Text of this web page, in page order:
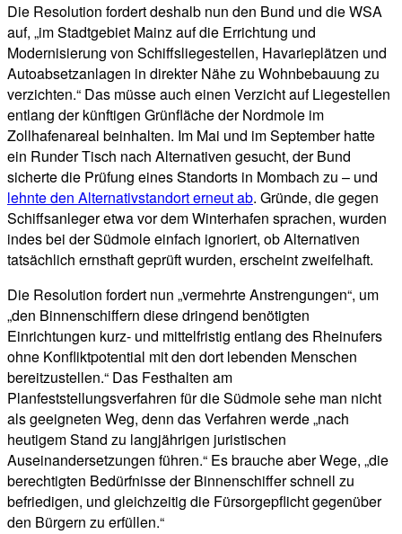
Die Resolution fordert deshalb nun den Bund und die WSA
auf, „im Stadtgebiet Mainz auf die Errichtung und
Modernisierung von Schiffsliegestellen, Havarieplätzen und
Autoabsetzanlagen in direkter Nähe zu Wohnbebauung zu
verzichten.“ Das müsse auch einen Verzicht auf Liegestellen
entlang der künftigen Grünfläche der Nordmole im
Zollhafenareal beinhalten. Im Mai und im September hatte
ein Runder Tisch nach Alternativen gesucht, der Bund
sicherte die Prüfung eines Standorts in Mombach zu – und
lehnte den Alternativstandort erneut ab. Gründe, die gegen
Schiffsanleger etwa vor dem Winterhafen sprachen, wurden
indes bei der Südmole einfach ignoriert, ob Alternativen
tatsächlich ernsthaft geprüft wurden, erscheint zweifelhaft.
Die Resolution fordert nun „vermehrte Anstrengungen“, um
„den Binnenschiffern diese dringend benötigten
Einrichtungen kurz- und mittelfristig entlang des Rheinufers
ohne Konfliktpotential mit den dort lebenden Menschen
bereitzustellen.“ Das Festhalten am
Planfeststellungsverfahren für die Südmole sehe man nicht
als geeigneten Weg, denn das Verfahren werde „nach
heutigem Stand zu langjährigen juristischen
Auseinandersetzungen führen.“ Es brauche aber Wege, „die
berechtigten Bedürfnisse der Binnenschiffer schnell zu
befriedigen, und gleichzeitig die Fürsorgepflicht gegenüber
den Bürgern zu erfüllen.“